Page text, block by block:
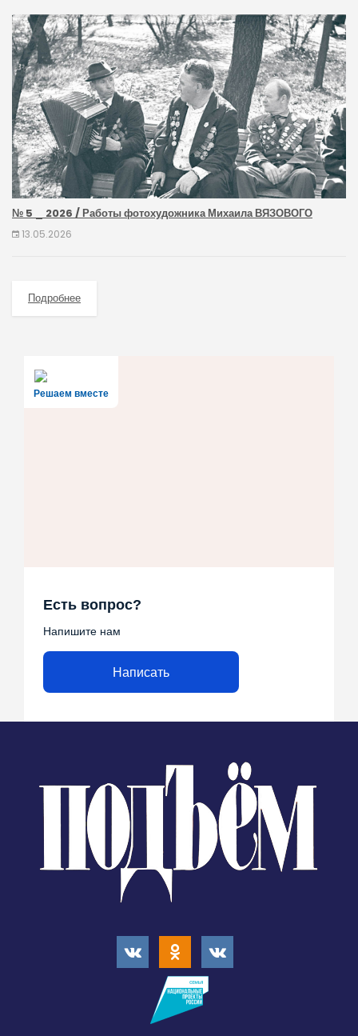
№ 5 _ 2026 / Работы фотохудожника Михаила ВЯЗОВОГО
13.05.2026
Подробнее
Решаем вместе
Есть вопрос?
Напишите нам
Написать